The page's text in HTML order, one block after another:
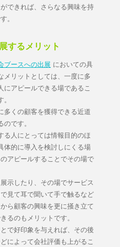
できれば、さらなる興味を持
。
するメリット
ブースへの出展 においての具
メリットとしては、一度に多
にアピールできる場であるこ
。
多くの顧客を獲得できる近道
のです。
る人にとっては情報目的のほ
体的に導入を検討しにくる場
アピールすることでその場で
示したり、その場でサービス
見て耳で聞いて手で触るなど
ら顧客の興味を更に掻き立て
るのもメリットです。
で好印象を与えれば、その後
によって会社評価も上がるこ